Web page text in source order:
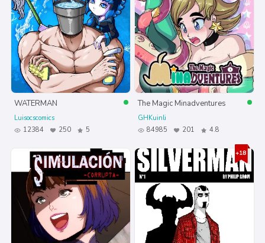
WATERMAN
Luisocscomics
12384
250 5
The Magic Minadventures
GHKuinli
84985
201 4.8